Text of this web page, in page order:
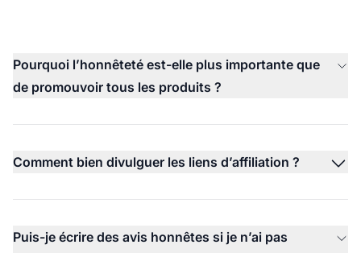
Pourquoi l’honnêteté est-elle plus importante que
de promouvoir tous les produits ?
Comment bien divulguer les liens d’affiliation ?
Puis-je écrire des avis honnêtes si je n’ai pas